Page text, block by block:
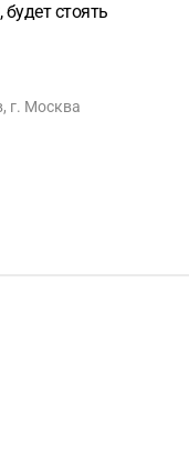
стоять
, г. Москва